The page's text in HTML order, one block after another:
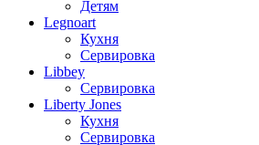
Детям
Legnoart
Кухня
Сервировка
Libbey
Сервировка
Liberty Jones
Кухня
Сервировка